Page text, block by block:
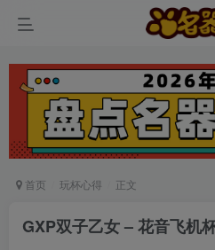
首页 玩杯心得 正文
GXP双子乙女 – 花音飞机